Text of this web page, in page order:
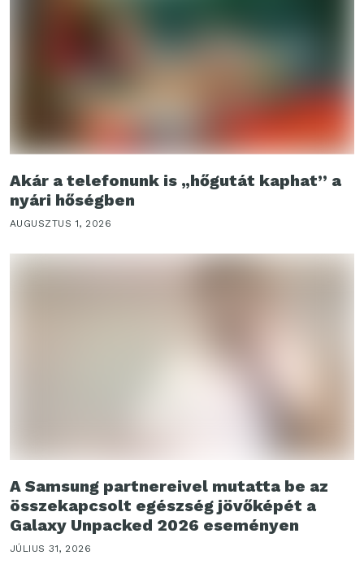
Akár a telefonunk is „hőgutát kaphat” a
nyári hőségben
AUGUSZTUS 1, 2026
A Samsung partnereivel mutatta be az
összekapcsolt egészség jövőképét a
Galaxy Unpacked 2026 eseményen
JÚLIUS 31, 2026